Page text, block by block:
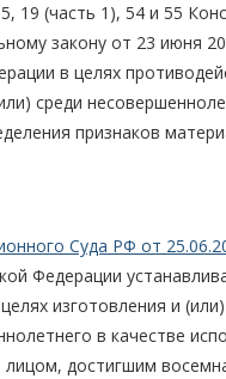
19 (часть 1), 54 и 55
закону от 23 июня
в целях
среди
признаков
Суда РФ от
Федерации
изготовления и
в качестве
достигшим